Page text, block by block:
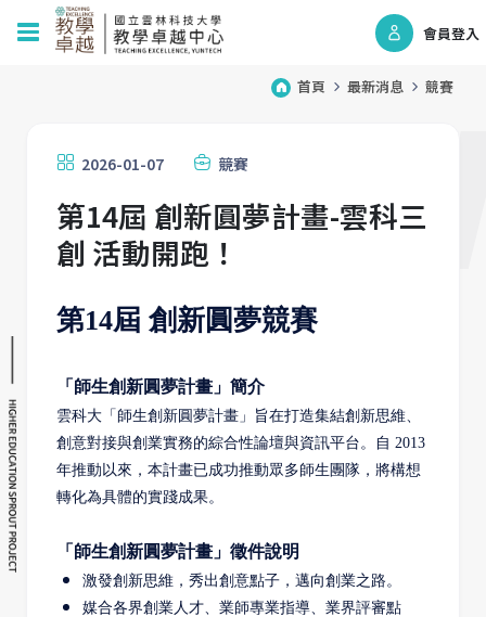
會員登入
首頁 最新消息 競賽
2026-01-07 競賽
第14屆 創新圓夢計畫-雲科三
創 活動開跑！
第14屆 創新圓夢競賽
「師生創新圓夢計畫」簡介
雲科大「師生創新圓夢計畫」旨在打造集結創新思維、
創意對接與創業實務的綜合性論壇與資訊平台。自 2013
年推動以來，本計畫已成功推動眾多師生團隊，將構想
轉化為具體的實踐成果。
「師生創新圓夢計畫」徵件說明
激發創新思維，秀出創意點子，邁向創業之路。
媒合各界創業人才、業師專業指導、業界評審點